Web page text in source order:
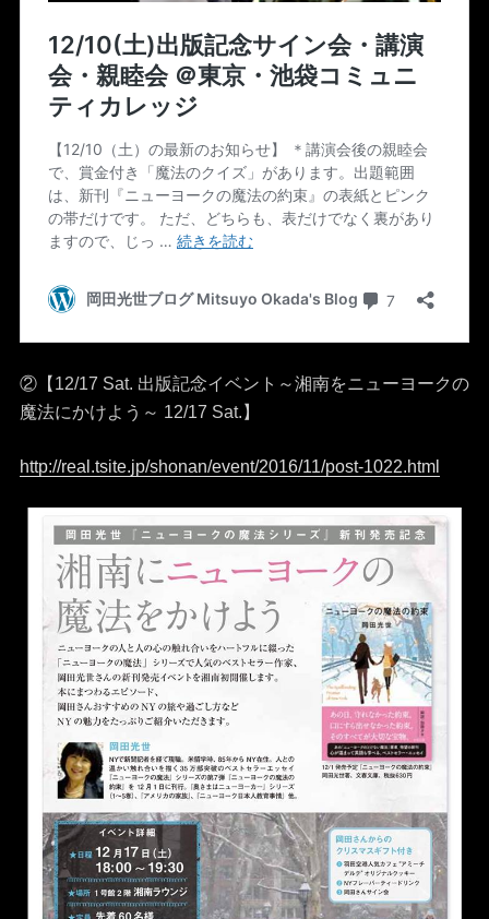
②【12/17 Sat. 出版記念イベント～湘南をニューヨークの
魔法にかけよう～ 12/17 Sat.】
http://real.tsite.jp/shonan/event/2016/11/post-1022.html